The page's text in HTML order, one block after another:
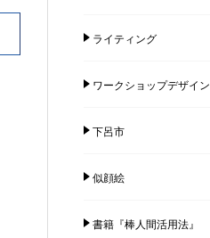
ライティング
ワークショップデザイン
下呂市
似顔絵
書籍『棒人間活用法』